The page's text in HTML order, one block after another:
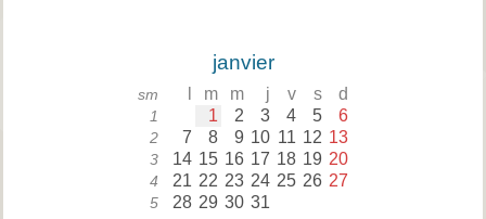
janvier
sm m m j v s d
1 1 2 3 4 5 6
2 7 8 9 10 11 12 13
3 14 15 16 17 18 19 20
4 21 22 23 24 25 26 27
5 28 29 30 31